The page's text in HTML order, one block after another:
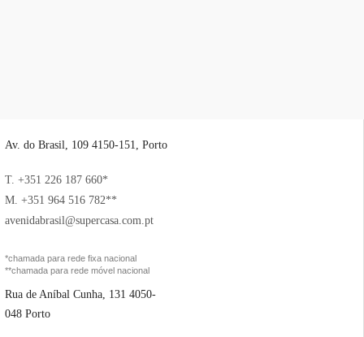
Av. do Brasil, 109 4150-151, Porto
T. +351 226 187 660*
M. +351 964 516 782**
avenidabrasil@supercasa.com.pt
*chamada para rede fixa nacional
**chamada para rede móvel nacional
Rua de Aníbal Cunha, 131 4050-
048 Porto